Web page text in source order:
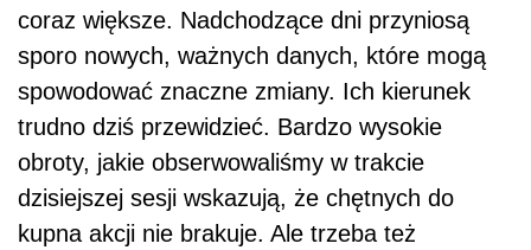
coraz większe. Nadchodzące dni przyniosą
sporo nowych, ważnych danych, które mogą
spowodować znaczne zmiany. Ich kierunek
trudno dziś przewidzieć. Bardzo wysokie
obroty, jakie obserwowaliśmy w trakcie
dzisiejszej sesji wskazują, że chętnych do
kupna akcji nie brakuje. Ale trzeba też